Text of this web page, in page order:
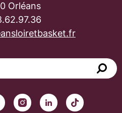
Orléans